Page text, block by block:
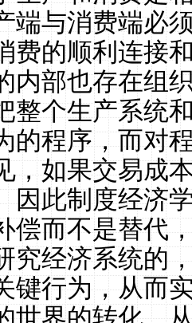
端与消费端必
费的顺利连接
内部也存在组
整个生产系统
的程序，而对
，如果交易成
因此制度经济
偿而不是替代
究经济系统的
键行为，从而